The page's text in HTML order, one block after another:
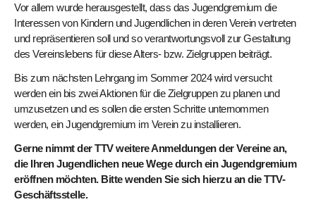
Vor allem wurde herausgestellt, dass das Jugendgremium die
Interessen von Kindern und Jugendlichen in deren Verein vertreten
und repräsentieren soll und so verantwortungsvoll zur Gestaltung
des Vereinslebens für diese Alters- bzw. Zielgruppen beiträgt.
Bis zum nächsten Lehrgang im Sommer 2024 wird versucht
werden ein bis zwei Aktionen für die Zielgruppen zu planen und
umzusetzen und es sollen die ersten Schritte unternommen
werden, ein Jugendgremium im Verein zu installieren.
Gerne nimmt der TTV weitere Anmeldungen der Vereine an,
die Ihren Jugendlichen neue Wege durch ein Jugendgremium
eröffnen möchten. Bitte wenden Sie sich hierzu an die TTV-
Geschäftsstelle.